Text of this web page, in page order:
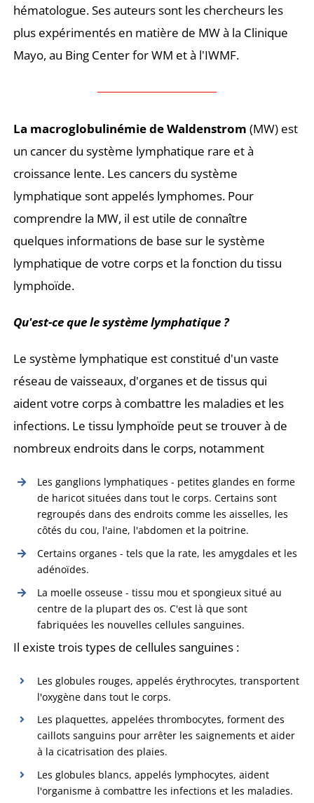
hématologue. Ses auteurs sont les chercheurs les
plus expérimentés en matière de MW à la Clinique
Mayo, au Bing Center for WM et à l'IWMF.
La macroglobulinémie de Waldenstrom (MW) est
un cancer du système lymphatique rare et à
croissance lente. Les cancers du système
lymphatique sont appelés lymphomes. Pour
comprendre la MW, il est utile de connaître
quelques informations de base sur le système
lymphatique de votre corps et la fonction du tissu
lymphoïde.
Qu'est-ce que le système lymphatique ?
Le système lymphatique est constitué d'un vaste
réseau de vaisseaux, d'organes et de tissus qui
aident votre corps à combattre les maladies et les
infections. Le tissu lymphoïde peut se trouver à de
nombreux endroits dans le corps, notamment
Les ganglions lymphatiques - petites glandes en forme
de haricot situées dans tout le corps. Certains sont
regroupés dans des endroits comme les aisselles, les
côtés du cou, l'aine, l'abdomen et la poitrine.
Certains organes - tels que la rate, les amygdales et les
adénoïdes.
La moelle osseuse - tissu mou et spongieux situé au
centre de la plupart des os. C'est là que sont
fabriquées les nouvelles cellules sanguines.
Il existe trois types de cellules sanguines :
Les globules rouges, appelés érythrocytes, transportent
l'oxygène dans tout le corps.
Les plaquettes, appelées thrombocytes, forment des
caillots sanguins pour arrêter les saignements et aider
à la cicatrisation des plaies.
Les globules blancs, appelés lymphocytes, aident
l'organisme à combattre les infections et les maladies.